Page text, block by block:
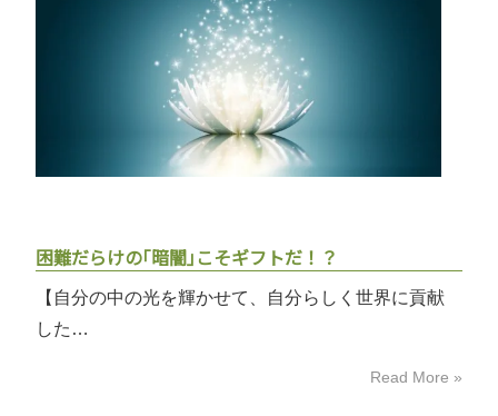
困難だらけの｢暗闇｣こそギフトだ！？
【自分の中の光を輝かせて、自分らしく世界に貢献
した…
Read More »